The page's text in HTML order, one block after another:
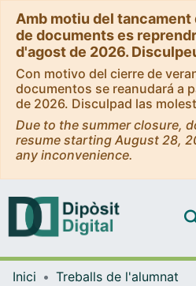
Amb motiu del
de documents es
d'agost de 2026.
Con motivo del cierre de
documentos se reanudará a
de 2026. Disculpad las
Due to the summer closure,
resume starting August 28,
any inconvenience.
Inici
Treballs de l'alumnat